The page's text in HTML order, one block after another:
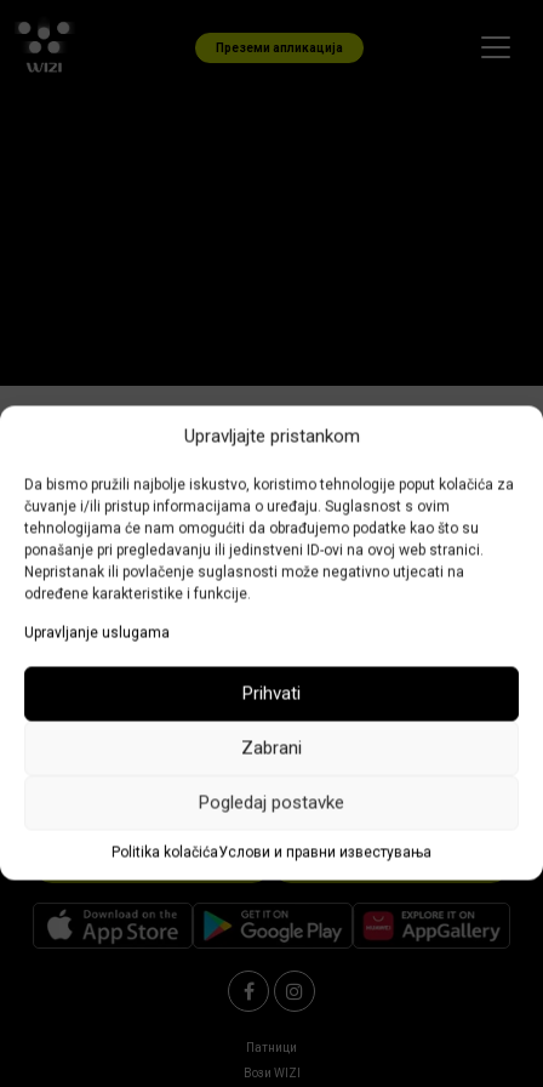
Upravljajte pristankom
Da bismo pružili najbolje iskustvo, koristimo tehnologije poput kolačića za
čuvanje i/ili pristup informacijama o uređaju. Suglasnost s ovim
tehnologijama će nam omogućiti da obrađujemo podatke kao što su
ponašanje pri pregledavanju ili jedinstveni ID-ovi na ovoj web stranici.
Nepristanak ili povlačenje suglasnosti može negativno utjecati na
određene karakteristike i funkcije.
Upravljanje uslugama
Prihvati
Zabrani
Pogledaj postavke
Politika kolačićaУслови и правни известувања
Преземи апликација
Возилото било во лоша
состојба
31/01/2024
контактирајте ја нашата служба за корисници и
објаснете ни што не е во ред со возилото.
Стани возач
Патници
Вози WIZI